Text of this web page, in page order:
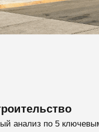
анализ по 5